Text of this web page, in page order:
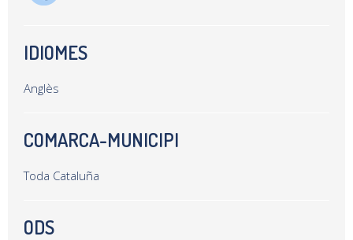
IDIOMES
Anglès
COMARCA-MUNICIPI
Toda Cataluña
ODS